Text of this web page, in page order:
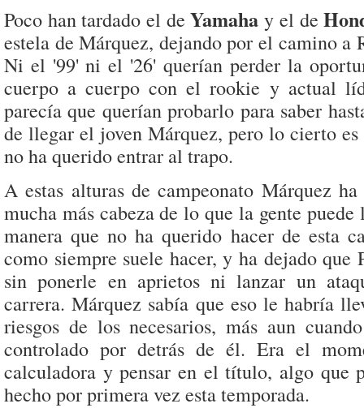
Poco han tardado el deYamaha y el de
estela de Márquez, dejando por el camino a
Ni el '99' ni el '26' querían perder la
cuerpo a cuerpo con el rookie y actual
parecía que querían probarlo para saber
de llegar el joven Márquez, pero lo cierto es
no ha querido entrar al trapo.
A estas alturas de campeonato Márquez
mucha más cabeza de lo que la gente puede
manera que no ha querido hacer de esta
como siempre suele hacer, y ha dejado que
sin ponerle en aprietos ni lanzar un
carrera. Márquez sabía que eso le habría
riesgos de los necesarios, más aun
controlado por detrás de él. Era el
calculadora y pensar en el título, algo que
hecho por primera vez esta temporada.